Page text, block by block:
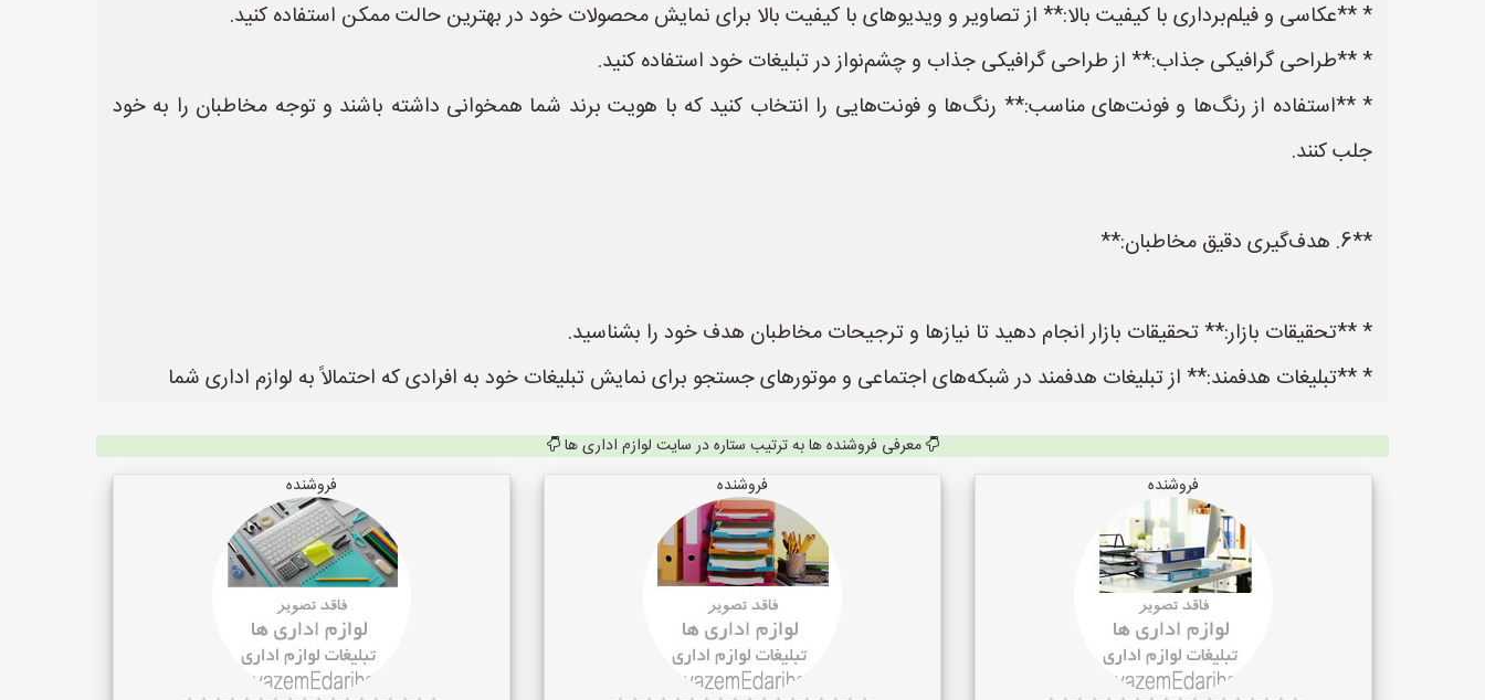
* **عکاسی و فیلم‌برداری با کیفیت بالا:** از تصاویر و ویدیوهای با کیفیت بالا برای نمایش محصولات خود در بهترین حالت ممکن استفاده کنید.
* **طراحی گرافیکی جذاب:** از طراحی گرافیکی جذاب و چشم‌نواز در تبلیغات خود استفاده کنید.
* **استفاده از رنگ‌ها و فونت‌های مناسب:** رنگ‌ها و فونت‌هایی را انتخاب کنید که با هویت برند شما همخوانی داشته باشند و توجه مخاطبان را به خود
جلب کنند.
**6. هدف‌گیری دقیق مخاطبان:**
* **تحقیقات بازار:** تحقیقات بازار انجام دهید تا نیازها و ترجیحات مخاطبان هدف خود را بشناسید.
* **تبلیغات هدفمند:** از تبلیغات هدفمند در شبکه‌های اجتماعی و موتورهای جستجو برای نمایش تبلیغات خود به افرادی که احتمالاً به لوازم اداری شما
معرفی فروشنده ها به ترتیب ستاره در سایت لوازم اداری ها
فروشنده
فروشنده فروشنده